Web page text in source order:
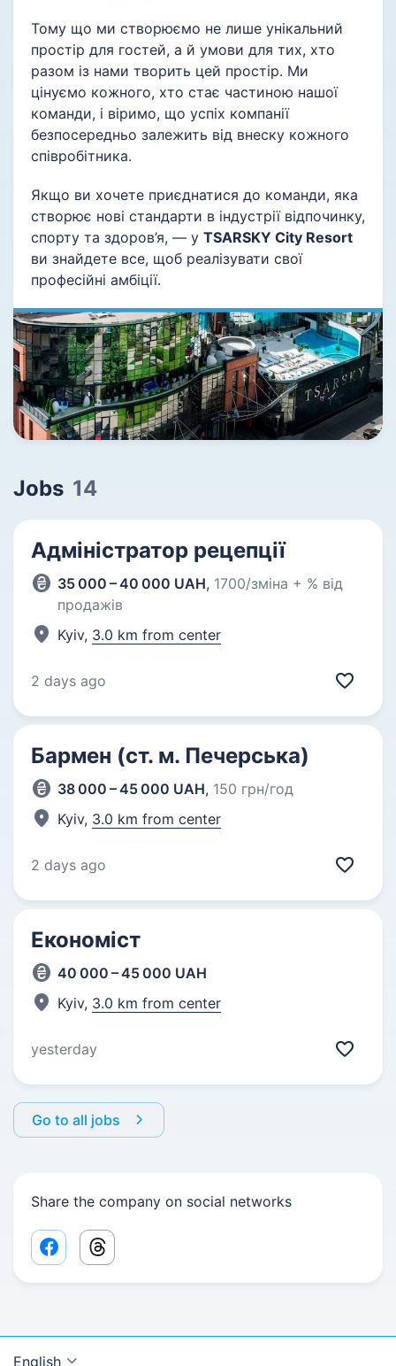
Тому що ми створюємо не лише унікальний
простір для гостей, а й умови для тих, хто
разом із нами творить цей простір. Ми
цінуємо кожного, хто стає частиною нашої
команди, і віримо, що успіх компанії
безпосередньо залежить від внеску кожного
співробітника.
Якщо ви хочете приєднатися до команди, яка
створює нові стандарти в індустрії відпочинку,
спорту та здоров’я, — у TSARSKY City Resort
ви знайдете все, щоб реалізувати свої
професійні амбіції.
Jobs 14
Адміністратор рецепції
35 000 – 40 000 UAH, 1700/зміна + % від
продажів
Kyiv, 3.0 km from center
2 days ago
Бармен (ст. м. Печерська)
38 000 – 45 000 UAH, 150 грн/год
Kyiv, 3.0 km from center
2 days ago
Економіст
40 000 – 45 000 UAH
Kyiv, 3.0 km from center
yesterday
Go to all jobs
Share the company on social networks
Facebook share link
Threads share link
English